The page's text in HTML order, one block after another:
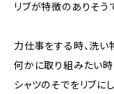
リブが特徴のありそう
力仕事をする時、洗い
何かに取り組みたい時
シャツのそでをリブに